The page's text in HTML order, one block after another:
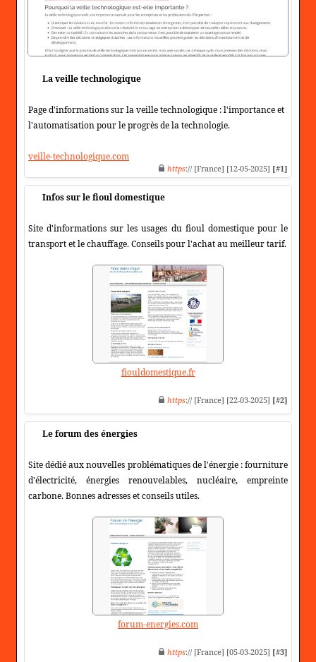
La veille technologique
Page d'informations sur la veille technologique : l'importance et
l'automatisation pour le progrès de la technologie.
veille-technologique.com
https:// [France] [12-05-2025] [#1]
Infos sur le fioul domestique
Site d'informations sur les usages du fioul domestique pour le
transport et le chauffage. Conseils pour l'achat au meilleur tarif.
fiouldomestique.fr
https:// [France] [22-03-2025] [#2]
Le forum des énergies
Site dédié aux nouvelles problématiques de l'énergie : fourniture
d'électricité, énergies renouvelables, nucléaire, empreinte
carbone. Bonnes adresses et conseils utiles.
forum-energies.com
https:// [France] [05-03-2025] [#3]